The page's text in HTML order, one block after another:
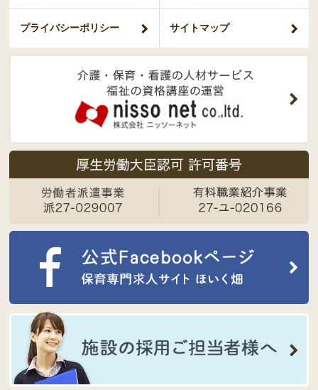
プライバシーポリシー サイトマップ